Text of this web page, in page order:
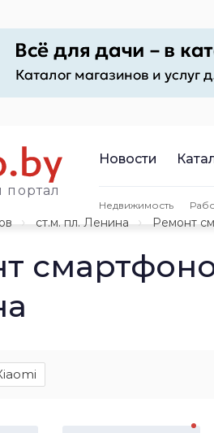
портал
Новости
Недвижимость
ст.м. пл. Ленина Ремонт